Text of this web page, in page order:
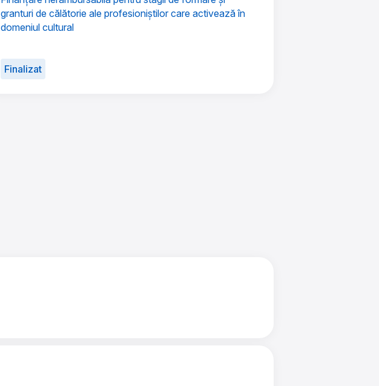
granturi de călătorie ale profesioniștilor care activează în
domeniul cultural
Finalizat